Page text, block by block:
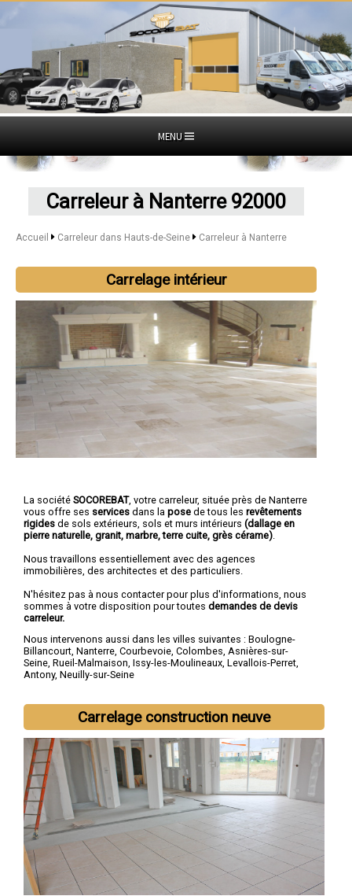
MENU
Carreleur à Nanterre 92000
Accueil Carreleur dans Hauts-de-Seine Carreleur à Nanterre
Carrelage intérieur
La société SOCOREBAT, votre carreleur, située près de Nanterre
vous offre ses services dans la pose de tous les revêtements
rigides de sols extérieurs, sols et murs intérieurs (dallage en
pierre naturelle, granit, marbre, terre cuite, grès cérame)
Nous travaillons essentiellement avec des agences
immobilières, des architectes et des particuliers.
N'hésitez pas à nous contacter pour plus d'informations, nous
sommes à votre disposition pour toutes demandes de devis
carreleur.
Nous intervenons aussi dans les villes suivantes : Boulogne-
Billancourt, Nanterre, Courbevoie, Colombes, Asnières-sur-
Seine, Rueil-Malmaison, Issy-les-Moulineaux, Levallois-Perret,
Antony, Neuilly-sur-Seine
Carrelage construction neuve